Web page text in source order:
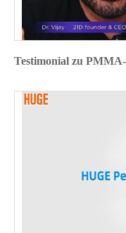
Testimonial zu